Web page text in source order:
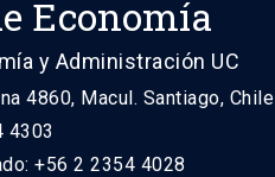
Economía
y Administración UC
4860, Macul. Santiago, Chile
4303
+56 2 2354 4028